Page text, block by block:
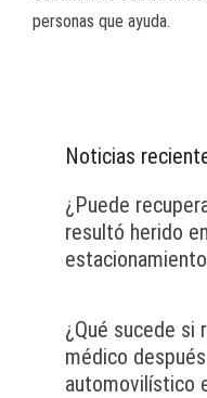
personas que ayuda.
Noticias
¿Puede
resultó herido
¿Qué sucede
médico
automovilístico